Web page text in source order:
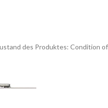
des Produktes: Condition of